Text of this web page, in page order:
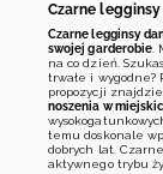
Czarne
Czarne legginsy
swojej garderobie.
na co dzień.
trwałe i wygodne?
propozycji
noszenia w
temu doskonale
dobrych lat.
aktywnego trybu